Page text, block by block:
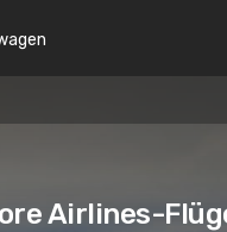
Airlines-